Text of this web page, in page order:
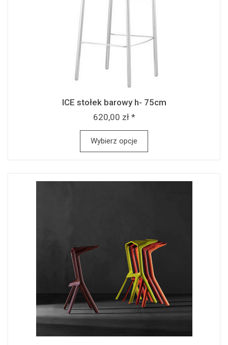
ICE stołek barowy h- 75cm
620,00 zł *
Wybierz opcje